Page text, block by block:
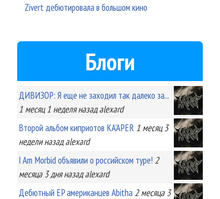
Zivert дебютировала в большом кино
Блоги
ДИВИЗОР: Я еще не заходил так далеко за...
1 месяц 1 неделяназад alexard
Второй альбом киприотов KA'APER 1 месяц 3
неделиназад alexard
I Am Morbid объявили о российском туре! 2
месяца 3 дняназад alexard
Дебютный EP американцев Abitha 2 месяца 3